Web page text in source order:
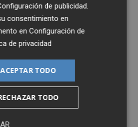
en Liga es
ocupa la
a sólo tres puntos
club que perdería la
tiene un partido
sorpresas, algo poco
tiempos. Aunque el
de publicidad
consentimiento en
enConfiguración de
de privacidad
ACEPTAR TODO
TODO